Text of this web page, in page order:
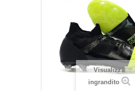
Visualizza
ingrandito